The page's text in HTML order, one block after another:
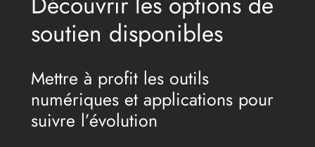
soutien disponibles
Mettre à profit les outils
numériques et applications pour
suivre l’évolution